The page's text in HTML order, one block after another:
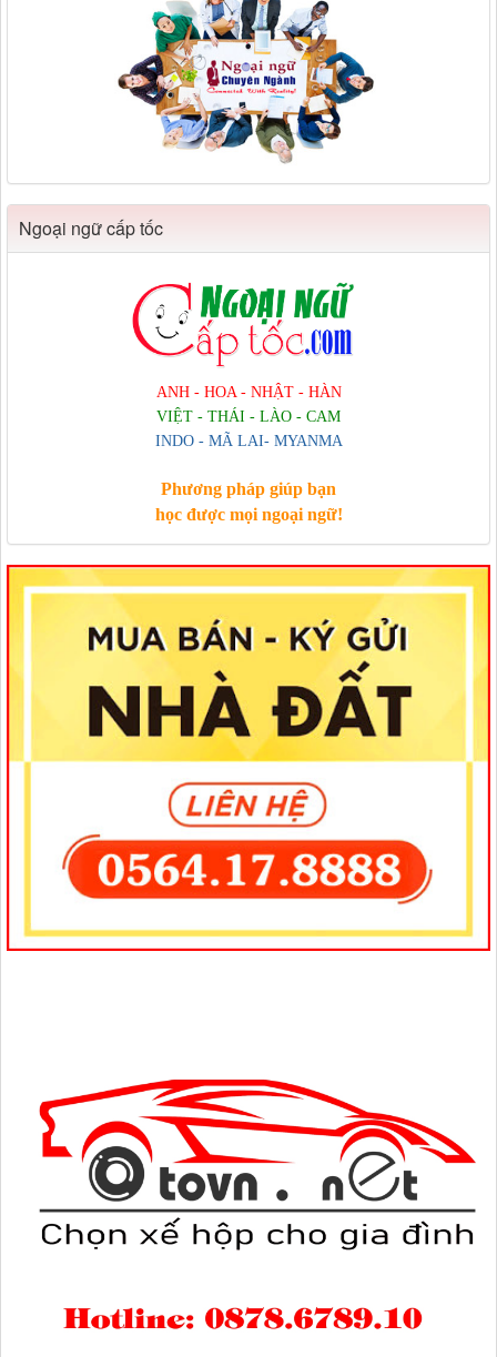
Ngoại ngữ cấp tốc
ANH - HOA - NHẬT - HÀN
VIỆT - THÁI - LÀO - CAM
INDO - MÃ LAI- MYANMA
Phương pháp giúp bạn
học được mọi ngoại ngữ!